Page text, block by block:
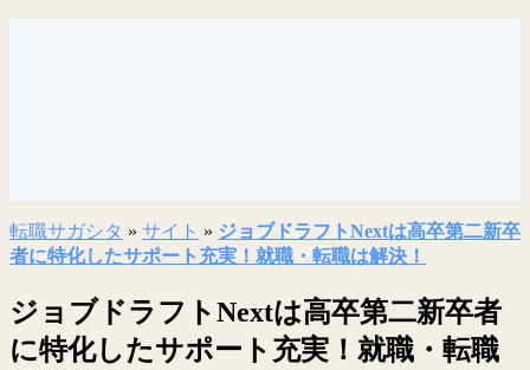
転職サガシタ » サイト » ジョブドラフトNextは高卒第二新卒
者に特化したサポート充実！就職・転職は解決！
ジョブドラフトNextは高卒第二新卒者
に特化したサポート充実！就職・転職